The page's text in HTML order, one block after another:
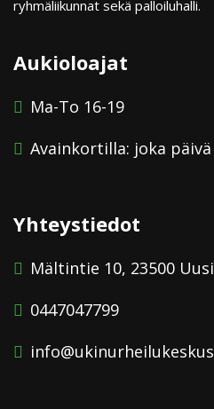
ryhmäliikunnat sekä palloiluhalli.
Aukioloajat
Ma-To 16-19
Avainkortilla: joka päivä
Yhteystiedot
Mältintie 10, 23500
0447047799